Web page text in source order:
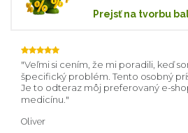
Veľmi si cením, že mi poradili, keď
špecifický problém. Tento osobný
Je to odteraz môj preferovaný e-
medicínu.
Oliver
Prejsť na tvorbu